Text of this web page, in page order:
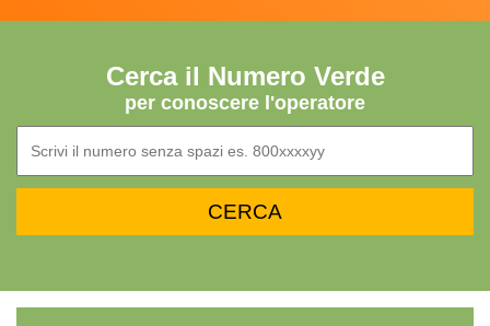
Cerca il Numero Verde
per conoscere l'operatore